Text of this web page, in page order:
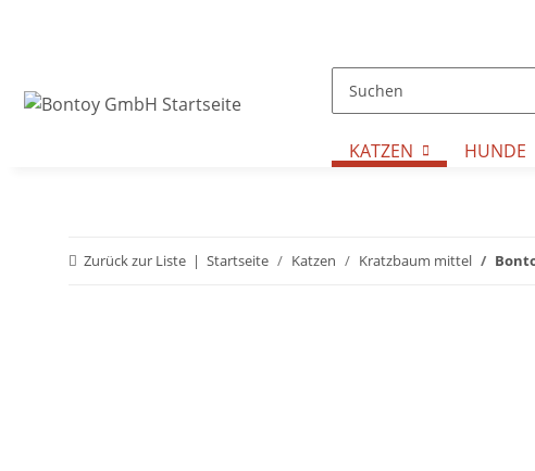
KATZEN HUNDE
Zurück zur Liste Startseite Katzen Kratzbaum mittel